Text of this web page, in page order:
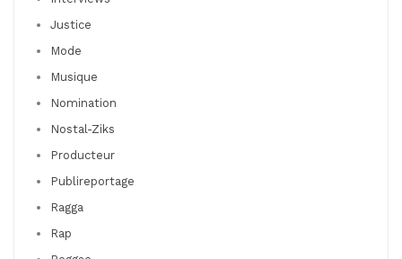
Justice
Mode
Musique
Nomination
Nostal-Ziks
Producteur
Publireportage
Ragga
Rap